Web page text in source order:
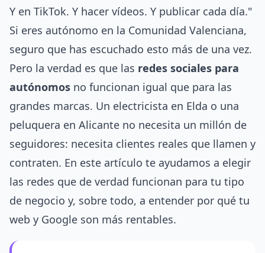
Y en TikTok. Y hacer vídeos. Y publicar cada día."
Si eres autónomo en la Comunidad Valenciana,
seguro que has escuchado esto más de una vez.
Pero la verdad es que las redes sociales para
autónomos no funcionan igual que para las
grandes marcas. Un electricista en Elda o una
peluquera en Alicante no necesita un millón de
seguidores: necesita clientes reales que llamen y
contraten. En este artículo te ayudamos a elegir
las redes que de verdad funcionan para tu tipo
de negocio y, sobre todo, a entender por qué tu
web y Google son más rentables.